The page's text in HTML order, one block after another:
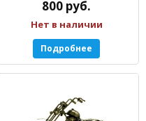
800 руб.
Нет в наличии
Подробнее